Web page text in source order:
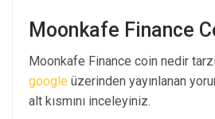
Moonkafe Finance
Moonkafe Finance coin nedir
google üzerinden yayınlanan
alt kısmını inceleyiniz.